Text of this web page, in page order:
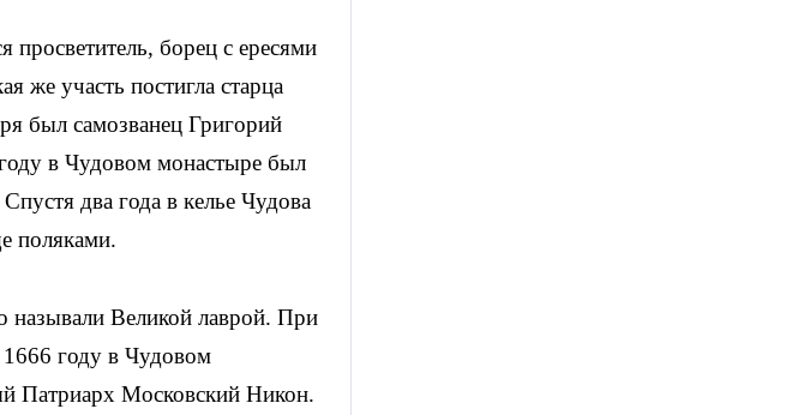
борец с ересями
же участь постигла старца
был самозванец Григорий
в Чудовом монастыре был
два года в келье Чудова
поляками.
называли Великой лаврой. При
1666 году в Чудовом
Патриарх Московский Никон.